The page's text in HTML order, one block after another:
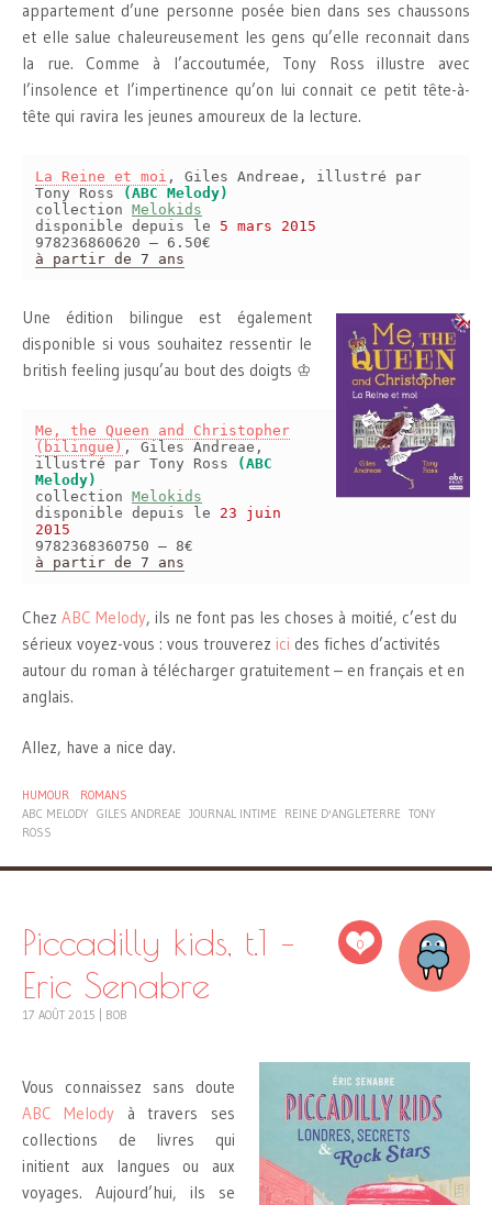
appartement d’une personne posée bien dans ses chaussons
et elle salue chaleureusement les gens qu’elle reconnait dans
la rue. Comme à l’accoutumée, Tony Ross illustre avec
l’insolence et l’impertinence qu’on lui connait ce petit tête-à-
tête qui ravira les jeunes amoureux de la lecture.
La Reine et moi , Giles Andreae, illustré par
Tony Ross
(ABC Melody)
collection Melokids
disponible depuis le 5 mars 2015
978236860620 – 6.50€
à partir de 7 ans
Une édition bilingue est également
disponible si vous souhaitez ressentir le
british feeling jusqu’au bout des doigts ♔
Me, the Queen and Christopher
(bilingue) , Giles Andreae,
illustré par Tony Ross
(ABC
Melody)
collection Melokids
disponible depuis le 23 juin
2015
9782368360750 – 8€
à partir de 7 ans
Chez ABC Melody, ils ne font pas les choses à moitié, c’est du
sérieux voyez-vous : vous trouverez ici des fiches d’activités
autour du roman à télécharger gratuitement – en français et en
anglais.
Allez, have a nice day.
HUMOUR
ROMANS
ABC MELODY GILES ANDREAE JOURNAL INTIME REINE D'ANGLETERRE TONY
ROSS
0
Piccadilly kids, t.1 –
Eric Senabre
17 AOÛT 2015 BOB
Vous connaissez sans doute
ABC Melody à travers ses
collections de livres qui
initient aux langues ou aux
voyages. Aujourd’hui, ils se